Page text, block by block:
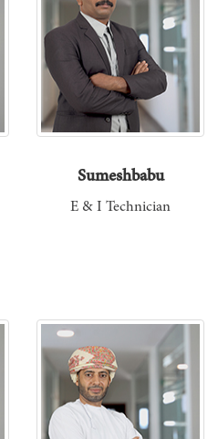
Sumeshbabu
E & I Technician